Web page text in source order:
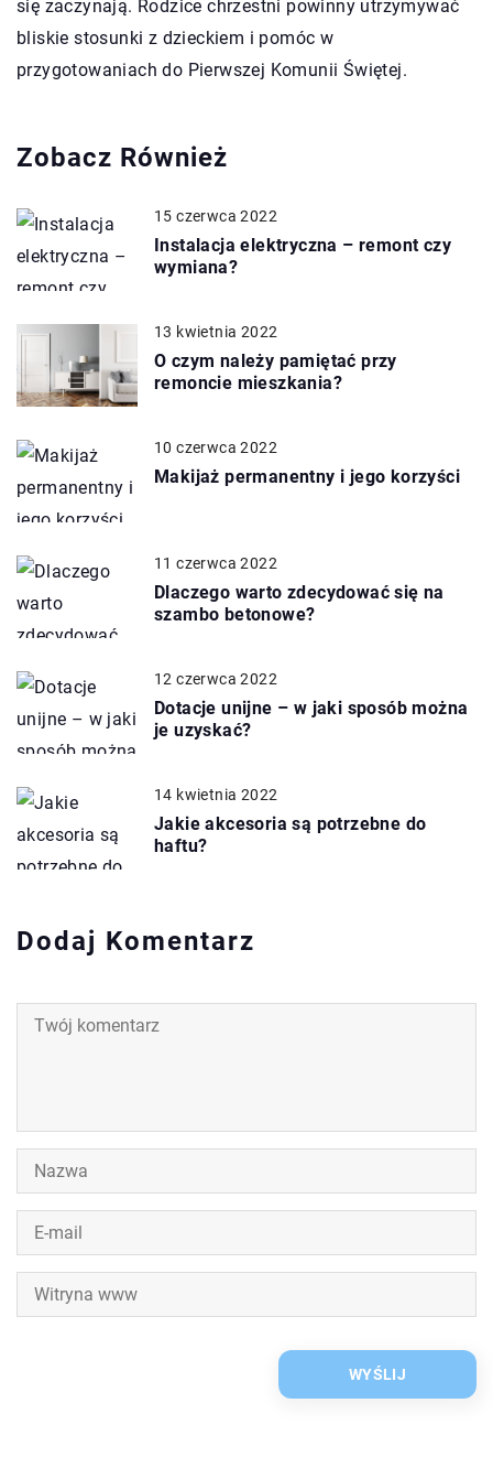
się zaczynają. Rodzice chrzestni powinny utrzymywać
bliskie stosunki z dzieckiem i pomóc w
przygotowaniach do Pierwszej Komunii Świętej.
Zobacz Również
15 czerwca 2022
Instalacja elektryczna – remont czy
wymiana?
13 kwietnia 2022
O czym należy pamiętać przy
remoncie mieszkania?
10 czerwca 2022
Makijaż permanentny i jego korzyści
11 czerwca 2022
Dlaczego warto zdecydować się na
szambo betonowe?
12 czerwca 2022
Dotacje unijne – w jaki sposób można
je uzyskać?
14 kwietnia 2022
Jakie akcesoria są potrzebne do
haftu?
Dodaj Komentarz